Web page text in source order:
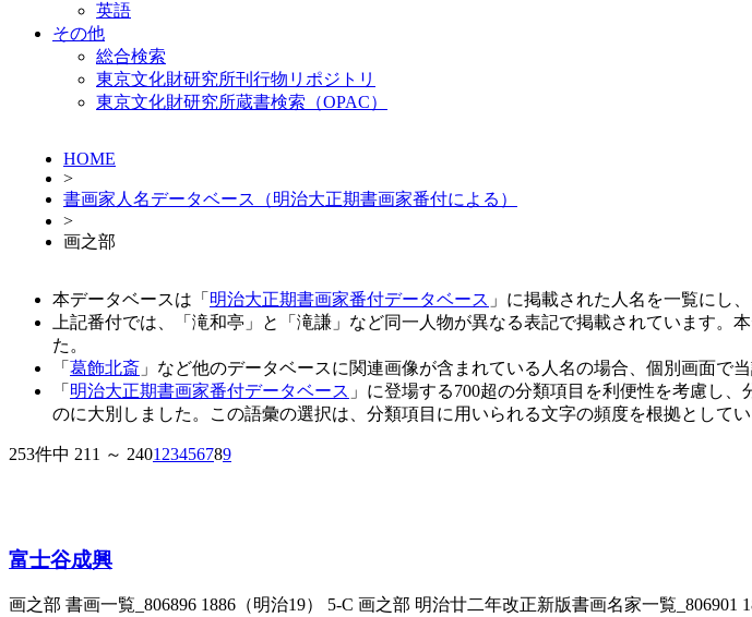
英語
その他
総合検索
東京文化財研究所刊行物リポジトリ
東京文化財研究所蔵書検索（OPAC）
HOME
>
書画家人名データベース（明治大正期書画家番付による）
>
画之部
本データベースは「 明治大正期書画家番付データベース 」に掲載された人名を一覧にし
上記番付では、「滝和亭」と「滝謙」など同一人物が異なる表記で掲載されています
た。
「 葛飾北斎 」など他のデータベースに関連画像が含まれている人名の場合、個別画面で
「 明治大正期書画家番付データベース 」に登場する700超の分類項目を利便性を考慮し
のに大別しました。この語彙の選択は、分類項目に用いられる文字の頻度を根拠として
253件中 211 ～ 2401 23456789
富士谷成興
画之部 書画一覧_806896 1886（明治19） 5-C 画之部 明治廿二年改正新版書画名家一覧_806901